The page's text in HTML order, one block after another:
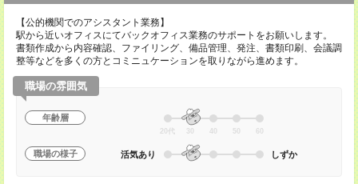
【公的機関でのアシスタント業務】
駅から近いオフィスにてバックオフィス業務のサポートをお願いします。
書類作成から内容確認、ファイリング、備品管理、発注、書類印刷、会議調
整等などを多くの方とコミニュケーションを取りながら進めます。
職場の雰囲気
年齢層
20代 30 40 50 60
職場の様子 活気あり しずか